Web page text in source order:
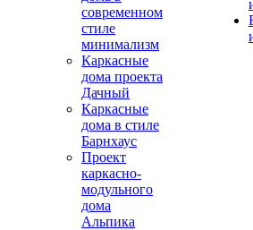
современном
стиле
минимализм
Каркасные
дома проекта
Дачный
Каркасные
дома в стиле
Барнхаус
Проект
каркасно-
модульного
дома
Альпика